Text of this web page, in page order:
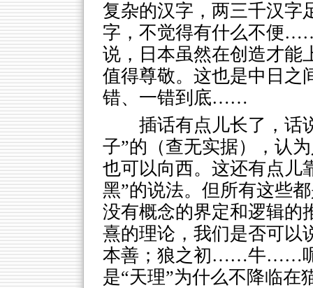
复杂的汉字，两三千汉
字，不觉得有什么不便
说，日本虽然在创造才能
值得尊敬。这也是中日之
错、一错到底……
插话有点儿长了，话
子”的（查无实据），认
也可以向西。这还有点儿
黑”的说法。但所有这些
没有概念的界定和逻辑的
熹的理论，我们是否可以
本善；狼之初……牛……呢
是“天理”为什么不降临在